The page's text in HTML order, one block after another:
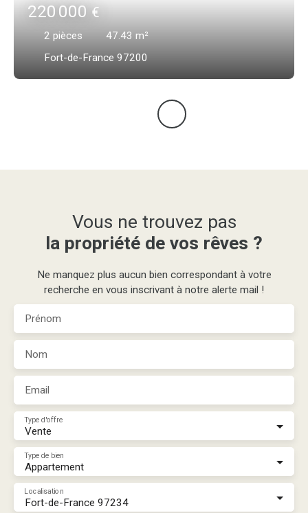
220 000€
2 pièces 47.43 m²
Fort-de-France 97200
Vous ne trouvez pas
la propriété de vos rêves ?
Ne manquez plus aucun bien correspondant à votre
recherche en vous inscrivant à notre alerte mail !
Prénom
Nom
Email
Vente
Type d'offre
Appartement
Type de bien
Fort-de-France 97234
Localisation